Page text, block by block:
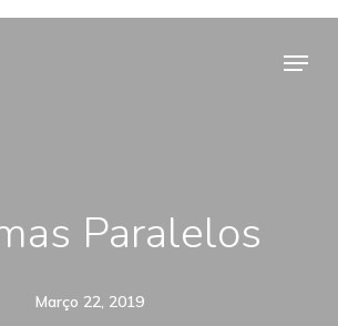
Menu
Paralelos
Março 22, 2019